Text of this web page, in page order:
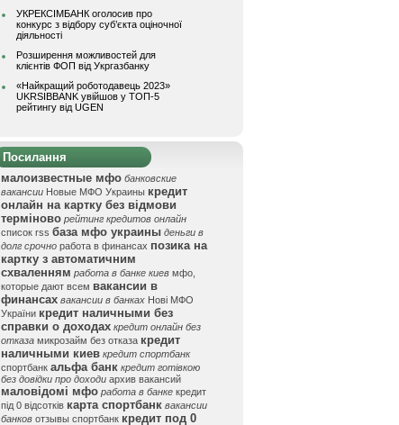
УКРЕКСІМБАНК оголосив про
конкурс з відбору суб’єкта оціночної
діяльності
Розширення можливостей для
клієнтів ФОП від Укргазбанку
«Найкращий роботодавець 2023»
UKRSIBBANK увійшов у ТОП-5
рейтингу від UGEN
Посилання
малоизвестные мфо банковские
вакансии Новые МФО Украины кредит
онлайн на картку без відмови
терміново рейтинг кредитов онлайн
список rss база мфо украины деньги в
долг срочно работа в финансах позика на
картку з автоматичним
схваленням работа в банке киев мфо,
которые дают всем вакансии в
финансах вакансии в банках Нові МФО
України кредит наличными без
справки о доходах кредит онлайн без
отказа микрозайм без отказа кредит
наличными киев кредит спортбанк
спортбанк альфа банк кредит готівкою
без довідки про доходи архив вакансий
маловідомі мфо работа в банке кредит
під 0 відсотків карта спортбанк вакансии
банков отзывы спортбанк кредит под 0